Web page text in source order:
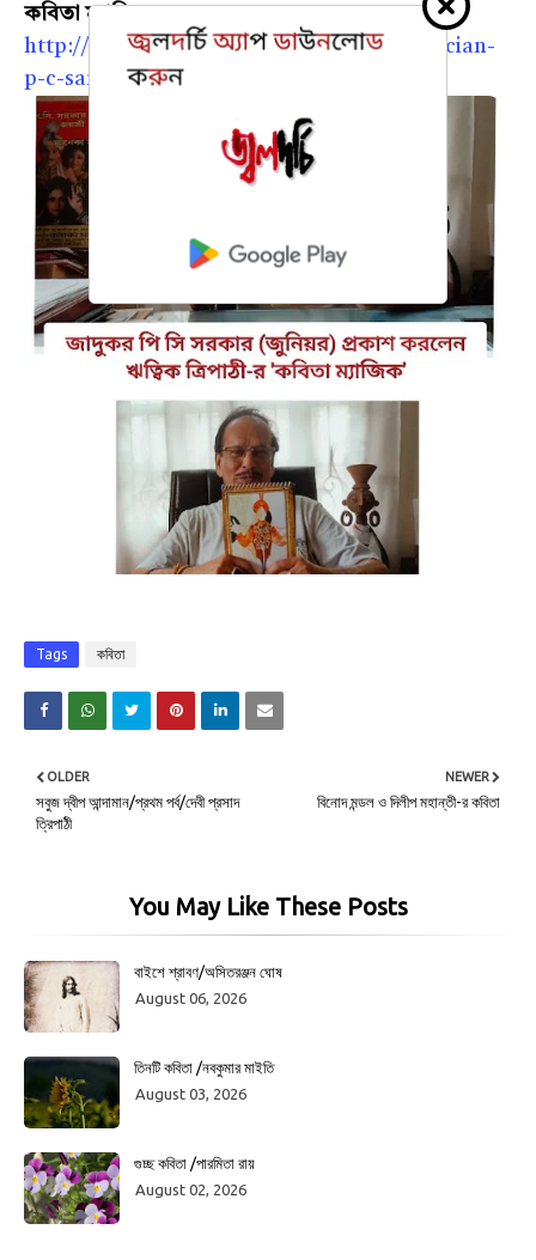
কবিতা ম্যাজিক
http://www.jaladarchi.com/2023/05/magician-
p-c-sarkar-jr-poetry-magic.html
Tags কবিতা
NEWER
বিনোদ মন্ডল ও দিলীপ মহান্তী-র কবিতা
OLDER
সবুজ দ্বীপ আন্দামান/প্রথম পর্ব/দেবী প্রসাদ
ত্রিপাঠী
You May Like These Posts
বাইশে শ্রাবণ/অসিতরঞ্জন ঘোষ
August 06, 2026
তিনটি কবিতা /নবকুমার মাইতি
August 03, 2026
গুচ্ছ কবিতা /পারমিতা রায়
August 02, 2026